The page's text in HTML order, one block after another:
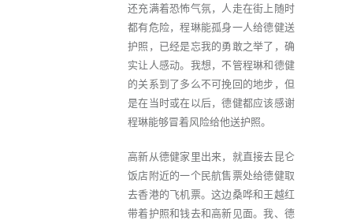
还充满着恐怖气氛，人走在街上随时
都有危险，程琳能孤身一人给德健送
护照，已经是忘我的勇敢之举了，确
实让人感动。我想，不管程琳和德健
的关系到了多么不可挽回的地步，但
是在当时或在以后，德健都应该感谢
程琳能够冒着风险给他送护照。
高新从德健家里出来，就直接去昆仑
饭店附近的一个民航售票处给德健取
去香港的飞机票。这边桑哗和王越红
带着护照和钱去和高新见面。我、德